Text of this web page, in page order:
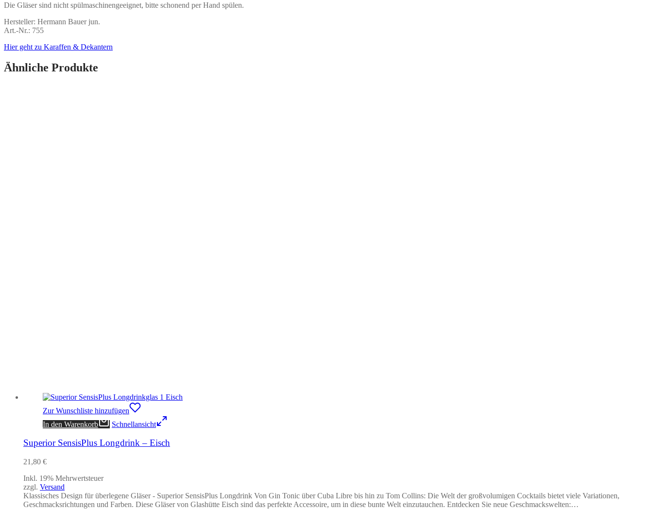
Die Gläser sind nicht spülmaschinengeeignet, bitte schonend per Hand spülen.
Hersteller: Hermann Bauer jun.
Art.-Nr.: 755
Hier geht zu Karaffen & Dekantern
Ähnliche Produkte
Zur Wunschliste hinzufügen
In den Warenkorb
Schnellansicht
Superior SensisPlus Longdrink – Eisch
21,80 €
Inkl. 19% Mehrwertsteuer
zzgl. Versand
Klassisches Design für überlegene Gläser - Superior SensisPlus Longdrink Von Gin Tonic über Cuba Libre bis hin zu Tom Collins: Die Welt der großvolumigen Cocktails bietet viele Variationen,
Geschmacksrichtungen und Farben. Diese Gläser von Glashütte Eisch sind das perfekte Accessoire, um in diese bunte Welt einzutauchen. Entdecken Sie neue Geschmackswelten:…